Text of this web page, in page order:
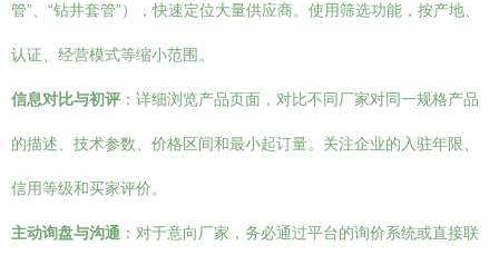
管”、“钻井套管”），快速定位大量供应商。使用筛选功能，按产地、
认证、经营模式等缩小范围。
信息对比与初评 ：详细浏览产品页面，对比不同厂家对同一规格产品
的描述、技术参数、价格区间和最小起订量。关注企业的入驻年限、
信用等级和买家评价。
主动询盘与沟通 ：对于意向厂家，务必通过平台的询价系统或直接联